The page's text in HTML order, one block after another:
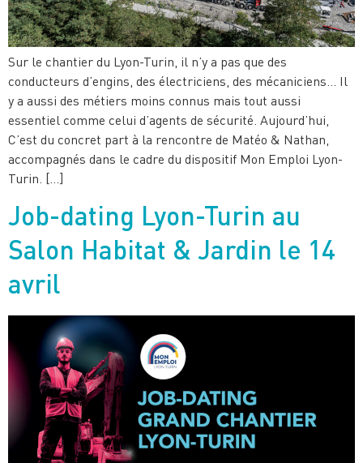
Sur le chantier du Lyon-Turin, il n’y a pas que des
conducteurs d’engins, des électriciens, des mécaniciens… Il
y a aussi des métiers moins connus mais tout aussi
essentiel comme celui d’agents de sécurité. Aujourd’hui,
C’est du concret part à la rencontre de Matéo & Nathan,
accompagnés dans le cadre du dispositif Mon Emploi Lyon-
Turin. […]
Job-dating Lyon-Turin au
Salon Habitat & Jardin le 14
avril